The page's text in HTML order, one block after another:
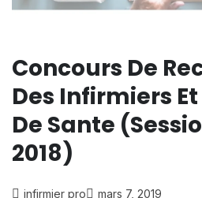
Concours De
Des Infirmiers
De Sante
2018)
infirmier pro
mars 7, 2019